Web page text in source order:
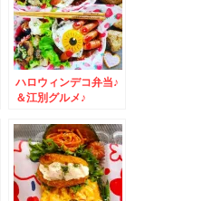
ハロウィンデコ弁当♪
＆江別グルメ♪